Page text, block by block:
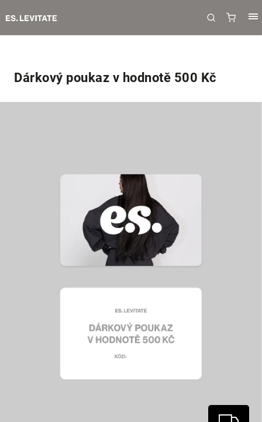
Dárkový poukaz v hodnotě 500 Kč